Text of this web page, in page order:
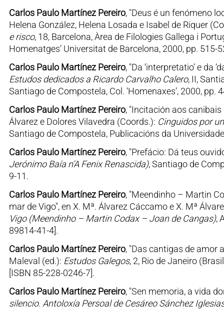
Carlos Paulo Martínez Pereiro, "Deus é un fenómeno
Helena González, Helena Losada e Isabel de Riquer
e risco, 18, Barcelona, Àrea de Filologies Gallega i
Homenatges’ Universitat de Barcelona, 2000, pp. 515-
Carlos Paulo Martínez Pereiro, "Da ‘interpretatio’ e da
Estudos dedicados a Ricardo Carvalho Calero, II,
Santiago de Compostela, Col. ‘Homenaxes’, 2000, pp.
Carlos Paulo Martínez Pereiro, "Incitación aos
Álvarez e Dolores Vilavedra (Coords.): Cinguidos por
Santiago de Compostela, Publicacións da
Carlos Paulo Martínez Pereiro, "Prefácio: Dá teus
Jerónimo Baía n’A Fenix Renascida), Santiago de
9-11.
Carlos Paulo Martínez Pereiro, "Meendinho – Martin
mar de Vigo", en X. Mª. Álvarez Cáccamo e X. Mª
Vigo (Meendinho – Martin Codax – Joan de Cangas),
89814-41-4].
Carlos Paulo Martínez Pereiro, "Das cantigas de amor
Maleval (ed.): Estudos Galegos, 2, Rio de Janeiro
[ISBN 85-228-0246-7].
Carlos Paulo Martínez Pereiro, "Sen memoria, a vida
silencio. Antoloxía Persoal de Cesáreo Sánchez